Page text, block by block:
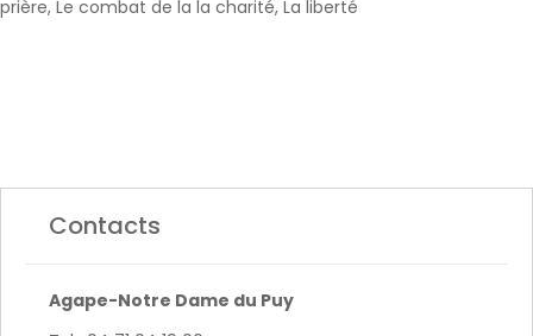
prière, Le combat de la la charité, La liberté
Contacts
Agape-Notre Dame du Puy